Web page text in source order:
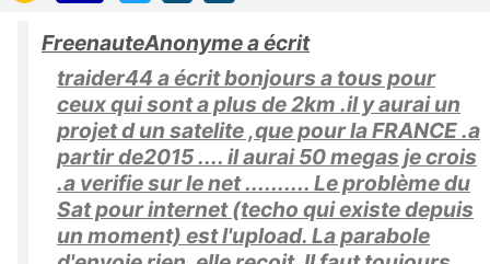
FreenauteAnonyme a écrit
traider44 a écrit bonjours a tous pour
ceux qui sont a plus de 2km .il y aurai un
projet d un satelite ,que pour la FRANCE .a
partir de2015 .... il aurai 50 megas je crois
.a verifie sur le net .......... Le problème du
Sat pour internet (techo qui existe depuis
un moment) est l'upload. La parabole